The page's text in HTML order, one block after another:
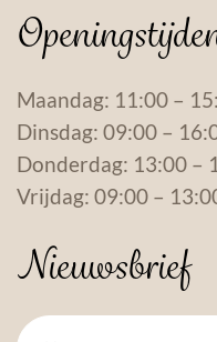
Maandag: 11:00 –
Dinsdag: 09:00 –
Donderdag: 13:00 –
Vrijdag: 09:00 –
Nieuwsbrief